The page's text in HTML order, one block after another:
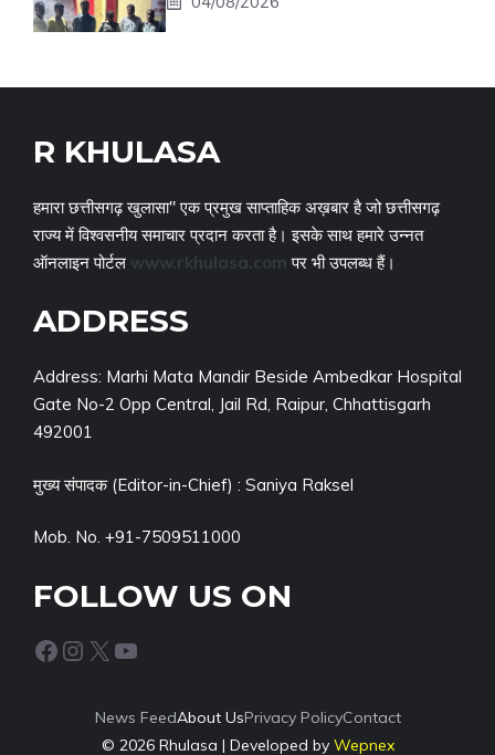
R KHULASA
हमारा छत्तीसगढ़ खुलासा" एक प्रमुख साप्ताहिक अख़बार है जो छत्तीसगढ़
राज्य में विश्वसनीय समाचार प्रदान करता है। इसके साथ हमारे उन्नत
ऑनलाइन पोर्टल www.rkhulasa.com पर भी उपलब्ध हैं।
ADDRESS
Address: Marhi Mata Mandir Beside Ambedkar Hospital
Gate No-2 Opp Central, Jail Rd, Raipur, Chhattisgarh
492001
मुख्य संपादक (Editor-in-Chief) : Saniya Raksel
Mob. No. +91-7509511000
FOLLOW US ON
Facebook Instagram X YouTube
News FeedAbout UsPrivacy PolicyContact
© 2026 Rhulasa | Developed by Wepnex